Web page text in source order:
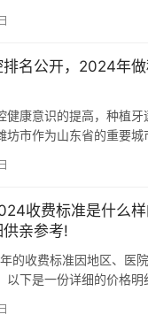
名公开，2024年
健康意识的提高，种植
坊市作为山东省的重要
收费标准是什么
亲参考!
的收费标准因地区、医
以下是一份详细的价格